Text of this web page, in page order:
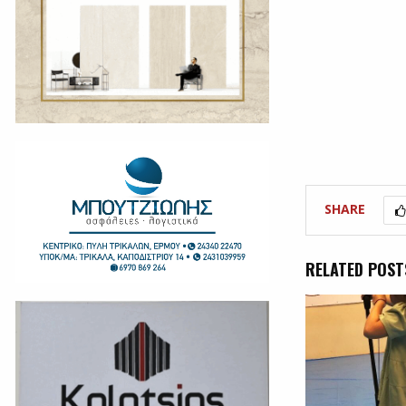
SHARE
RELATED